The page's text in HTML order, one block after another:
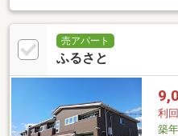
売アパート
ふるさと
利
築